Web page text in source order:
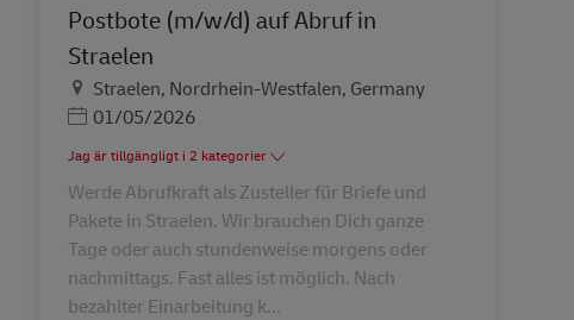
Postbote (m/w/d) auf Abruf in
Straelen
PlatsStraelen, Nordrhein-Westfalen, Germany
Posted Date
01/05/2026
Jag är tillgängligt i 2 kategorier
Werde Abrufkraft als Zusteller für Briefe und
Pakete in Straelen. Wir brauchen Dich ganze
Tage oder auch stundenweise morgens oder
nachmittags. Fast alles ist möglich. Nach
bezahlter Einarbeitung k...